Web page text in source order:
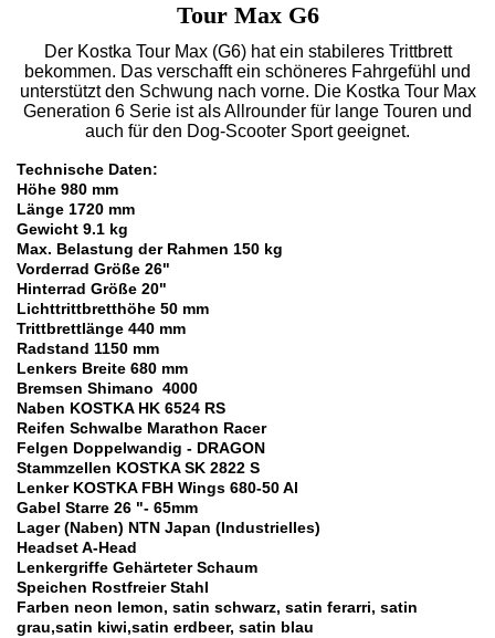
Tour Max G6
Der Kostka Tour Max (G6) hat ein stabileres Trittbrett
bekommen. Das verschafft ein schöneres Fahrgefühl und
unterstützt den Schwung nach vorne. Die Kostka Tour Max
Generation 6 Serie ist als Allrounder für lange Touren und
auch für den Dog-Scooter Sport geeignet.
Technische Daten:
Höhe 980 mm
Länge 1720 mm
Gewicht 9.1 kg
Max. Belastung der Rahmen 150 kg
Vorderrad Größe 26"
Hinterrad Größe 20"
Lichttrittbretthöhe 50 mm
Trittbrettlänge 440 mm
Radstand 1150 mm
Lenkers Breite 680 mm
Bremsen Shimano 4000
Naben KOSTKA HK 6524 RS
Reifen Schwalbe Marathon Racer
Felgen Doppelwandig - DRAGON
Stammzellen KOSTKA SK 2822 S
Lenker KOSTKA FBH Wings 680-50 Al
Gabel Starre 26 "- 65mm
Lager (Naben) NTN Japan (Industrielles)
Headset A-Head
Lenkergriffe Gehärteter Schaum
Speichen Rostfreier Stahl
Farben neon lemon, satin schwarz, satin ferarri, satin
grau,satin kiwi,satin erdbeer, satin blau